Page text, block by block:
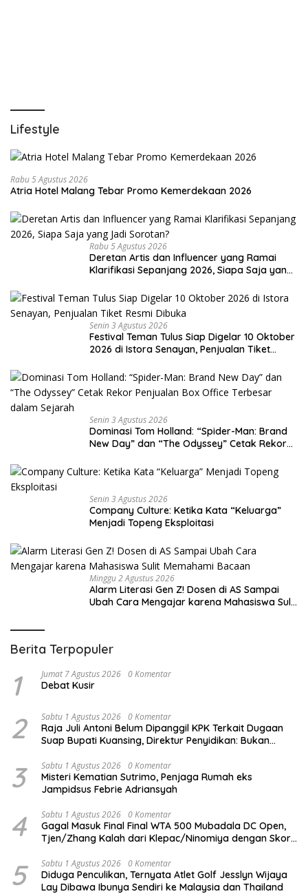
Lifestyle
Rabu 5 Agustus 2026
Atria Hotel Malang Tebar Promo Kemerdekaan 2026
Rabu 5 Agustus 2026
Deretan Artis dan Influencer yang Ramai
Klarifikasi Sepanjang 2026, Siapa Saja yang
Senin 3 Agustus 2026
Festival Teman Tulus Siap Digelar 10 Oktober
2026 di Istora Senayan, Penjualan Tiket
Senin 3 Agustus 2026
Dominasi Tom Holland: “Spider-Man: Brand
New Day” dan “The Odyssey” Cetak Rekor
Sejarah
Senin 3 Agustus 2026
Company Culture: Ketika Kata “Keluarga”
Menjadi Topeng Eksploitasi
Minggu 2 Agustus 2026
Alarm Literasi Gen Z! Dosen di AS Sampai
Ubah Cara Mengajar karena Mahasiswa Sulit
Berita Terpopuler
1 Jumat 7 Agustus 2026 0 Komentar
Debat Kusir
2 Sabtu 1 Agustus 2026 0 Komentar
Raja Juli Antoni Belum Dipanggil KPK Terkait Dugaan
Suap Bupati Kuansing, Direktur Penyidikan: Bukan
3 Sabtu 1 Agustus 2026 0 Komentar
Misteri Kematian Sutrimo, Penjaga Rumah eks
Jampidsus Febrie Adriansyah
4 Sabtu 1 Agustus 2026 0 Komentar
Gagal Masuk Final Final WTA 500 Mubadala DC Open,
Tjen/Zhang Kalah dari Klepac/Ninomiya dengan Skor
5 Sabtu 1 Agustus 2026 0 Komentar
Diduga Penculikan, Ternyata Atlet Golf Jesslyn Wijaya
Lay Dibawa Ibunya Sendiri ke Malaysia dan Thailand